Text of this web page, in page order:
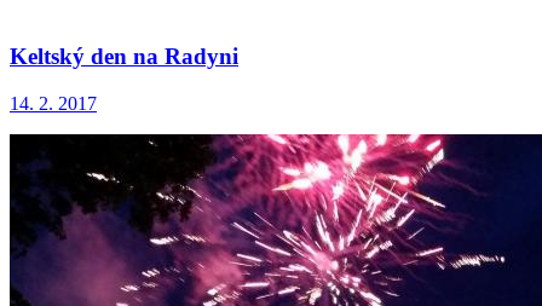
Keltský den na Radyni
14. 2. 2017